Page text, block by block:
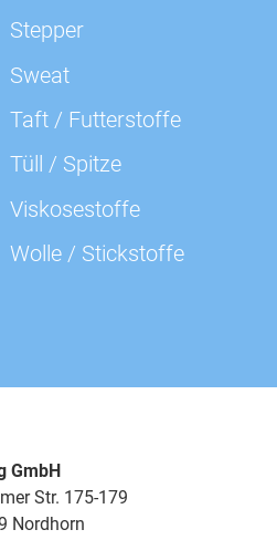
Stepper
Sweat
Taft / Futterstoffe
Tüll / Spitze
Viskosestoffe
Wolle / Stickstoffe
GmbH
Str. 175-179
Nordhorn